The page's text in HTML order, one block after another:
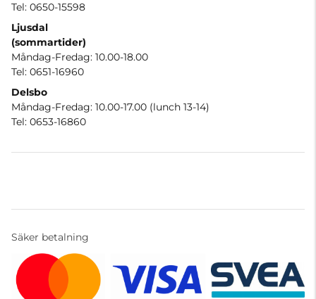
Tel: 0650-15598
Ljusdal
(sommartider)
Måndag-Fredag: 10.00-18.00
Tel: 0651-16960
Delsbo
Måndag-Fredag: 10.00-17.00 (lunch 13-14)
Tel: 0653-16860
Säker betalning